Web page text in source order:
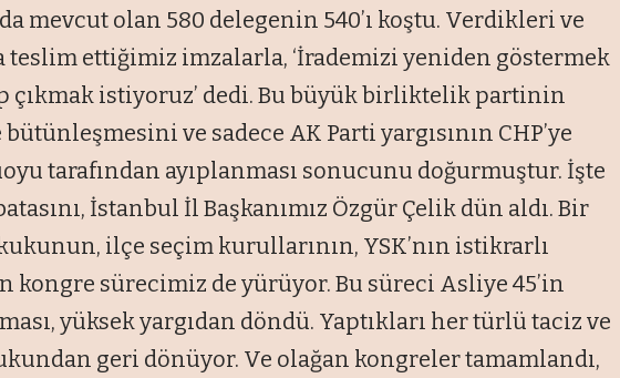
mevcut olan 580 delegenin 540’ı koştu. Verdikleri ve
teslim ettiğimiz imzalarla, ‘İrademizi yeniden göstermek
çıkmak istiyoruz’ dedi. Bu büyük birliktelik partinin
ve sadece AK Parti yargısının CHP’ye
tarafından ayıplanması sonucunu doğurmuştur. İşte
İstanbul İl Başkanımız Özgür Çelik dün aldı. Bir
ilçe seçim kurullarının, YSK’nın istikrarlı
kongre sürecimiz de yürüyor. Bu süreci Asliye 45’in
yüksek yargıdan döndü. Yaptıkları her türlü taciz ve
geri dönüyor. Ve olağan kongreler tamamlandı,